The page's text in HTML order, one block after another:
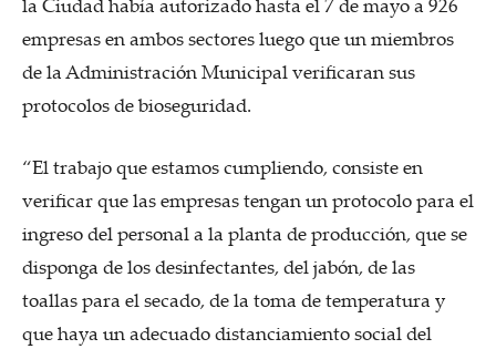
empresas en ambos sectores luego que un miembros
de la Administración Municipal verificaran sus
protocolos de bioseguridad.
“El trabajo que estamos cumpliendo, consiste en
verificar que las empresas tengan un protocolo para el
ingreso del personal a la planta de producción, que se
disponga de los desinfectantes, del jabón, de las
toallas para el secado, de la toma de temperatura y
que haya un adecuado distanciamiento social del